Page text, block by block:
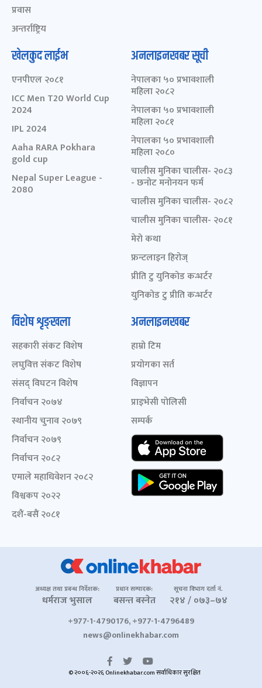
प्रवास
अन्तर्राष्ट्रिय
खेलकुद लाईभ
एनपीएल २०८१
ICC Men T20 World Cup
2024
IPL 2024
Aaha RARA Pokhara
gold cup
Nepal Super League -
2080
अनलाइनखबर सूची
नेपालका ५० प्रभावशाली
महिला २०८२
नेपालका ५० प्रभावशाली
महिला २०८१
नेपालका ५० प्रभावशाली
महिला २०८०
चालीस मुनिका चालीस- २०८३
- छनोट मनोनयन फर्म
चालीस मुनिका चालीस- २०८२
चालीस मुनिका चालीस- २०८१
मेरो कथा
फ्रन्टलाइन हिरोज्
प्रीति टु युनिकोड कन्भर्टर
युनिकोड टु प्रीति कन्भर्टर
विशेष शृङ्खला
सहकारी संकट विशेष
लघुवित्त संकट विशेष
संसद् विघटन विशेष
निर्वाचन २०७४
स्थानीय चुनाव २०७९
निर्वाचन २०७९
निर्वाचन २०८२
एमाले महाधिवेशन २०८२
विश्वकप २०२२
दशैं-बसैं २०८१
अनलाइनखबर
हाम्रो टिम
प्रयोगका सर्त
विज्ञापन
प्राइभेसी पोलिसी
सम्पर्क
अध्यक्ष तथा प्रबन्ध निर्देशक:
धर्मराज भुसाल
प्रधान सम्पादक:
बसन्त बस्नेत
सूचना विभाग दर्ता नं.
२१४ / ०७३–७४
+977-1-4790176, +977-1-4796489
news@onlinekhabar.com
© २००६-२०२६ Onlinekhabar.com सर्वाधिकार सुरक्षित